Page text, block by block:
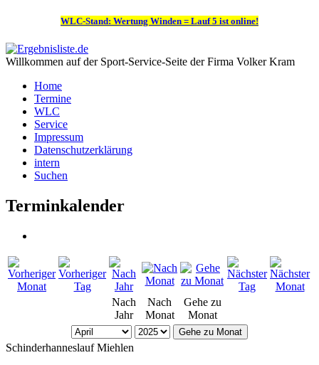
WLC-Stand: Wertung Winden = Lauf 5 ist online!
Willkommen auf der Sport-Service-Seite der Firma Volker Kram
Home
Termine
WLC
Service
Impressum
Datenschutzerklärung
intern
Suchen
Terminkalender
Nach
Jahr
Nach
Monat
Gehe zu
Monat
Gehe zu Monat
Schinderhanneslauf Miehlen